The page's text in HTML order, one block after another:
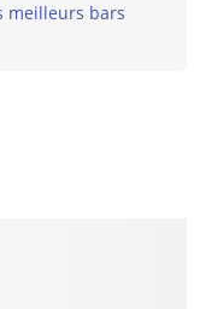
meilleurs bars